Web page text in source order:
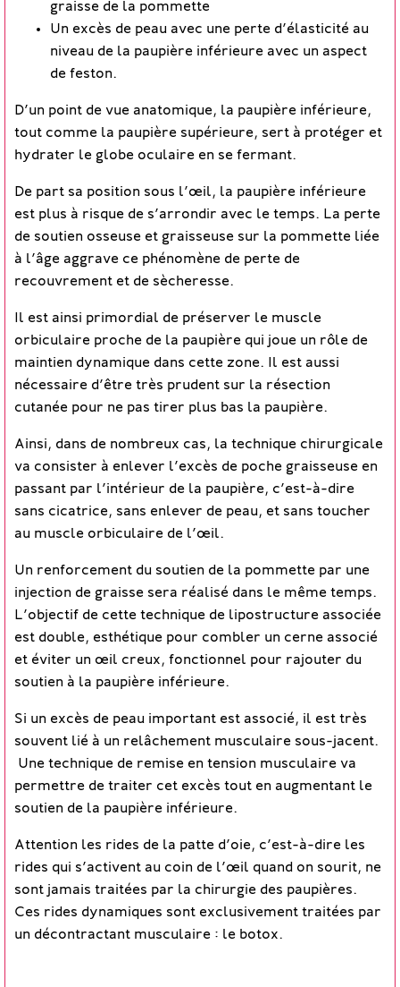
graisse de la pommette
Un excès de peau avec une perte d’élasticité au
niveau de la paupière inférieure avec un aspect
de feston.
D’un point de vue anatomique, la paupière inférieure,
tout comme la paupière supérieure, sert à protéger et
hydrater le globe oculaire en se fermant.
De part sa position sous l’œil, la paupière inférieure
est plus à risque de s’arrondir avec le temps. La perte
de soutien osseuse et graisseuse sur la pommette liée
à l’âge aggrave ce phénomène de perte de
recouvrement et de sècheresse.
Il est ainsi primordial de préserver le muscle
orbiculaire proche de la paupière qui joue un rôle de
maintien dynamique dans cette zone. Il est aussi
nécessaire d’être très prudent sur la résection
cutanée pour ne pas tirer plus bas la paupière.
Ainsi, dans de nombreux cas, la technique chirurgicale
va consister à enlever l’excès de poche graisseuse en
passant par l’intérieur de la paupière, c’est-à-dire
sans cicatrice, sans enlever de peau, et sans toucher
au muscle orbiculaire de l’œil.
Un renforcement du soutien de la pommette par une
injection de graisse sera réalisé dans le même temps.
L’objectif de cette technique de lipostructure associée
est double, esthétique pour combler un cerne associé
et éviter un œil creux, fonctionnel pour rajouter du
soutien à la paupière inférieure.
Si un excès de peau important est associé, il est très
souvent lié à un relâchement musculaire sous-jacent.
Une technique de remise en tension musculaire va
permettre de traiter cet excès tout en augmentant le
soutien de la paupière inférieure.
Attention les rides de la patte d’oie, c’est-à-dire les
rides qui s’activent au coin de l’œil quand on sourit, ne
sont jamais traitées par la chirurgie des paupières.
Ces rides dynamiques sont exclusivement traitées par
un décontractant musculaire : le botox.